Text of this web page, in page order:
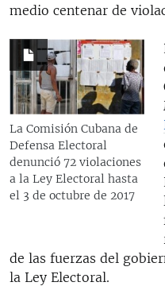
medio centenar de
La Comisión Cubana de
Defensa Electoral
denunció 72 violaciones
a la Ley Electoral hasta
el 3 de octubre de 2017
de las fuerzas del
la Ley Electoral.